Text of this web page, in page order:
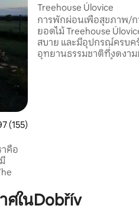
เฉลี่ย 4.97 จาก 5, 155 รีวิว
(155)
าคือ
ส่วนที่
Treehouse Úlovice
การพักผ่อนเพื่อสุขภาพ/ก
ยอดไม้ Treehouse
สบาย และมีอุปกรณ์ครบค
อุทยานธรรมชาติที่งดงาม
ในDobřív